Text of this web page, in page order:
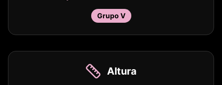
Grupo V
Altura